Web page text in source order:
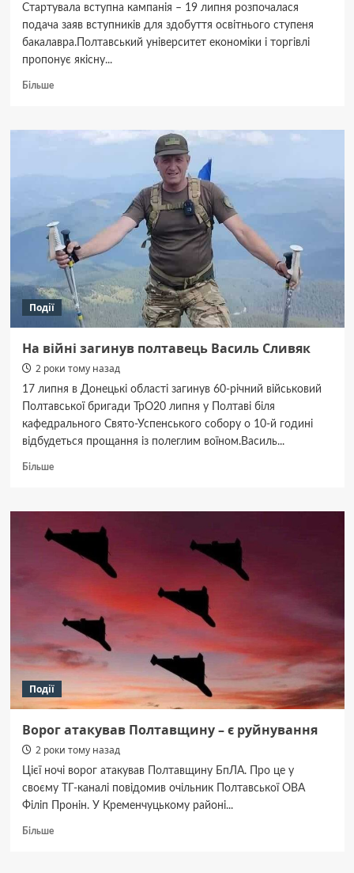
Стартувала вступна кампанія – 19 липня розпочалася
подача заяв вступників для здобуття освітнього ступеня
бакалавра.Полтавський університет економіки і торгівлі
пропонує якісну...
БільшеДокладніше
кампанія
торгівлі
запрошує
абітурієнтів
Події
На війні загинув полтавець Василь Сливяк
2 роки тому назад
17 липня в Донецькі області загинув 60-річний військовий
Полтавської бригади ТрО20 липня у Полтаві біля
кафедрального Свято-Успенського собору о 10-й годині
відбудеться прощання із полеглим воїном.Василь...
БільшеДокладніше
загинув
Василь
Сливяк
Події
Ворог атакував Полтавщину – є руйнування
2 роки тому назад
Цієї ночі ворог атакував Полтавщину БпЛА. Про це у
своєму ТГ-каналі повідомив очільник Полтавської ОВА
Філіп Пронін. У Кременчуцькому районі...
БільшеДокладніше